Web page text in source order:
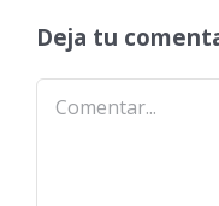
Deja tu
Comentar